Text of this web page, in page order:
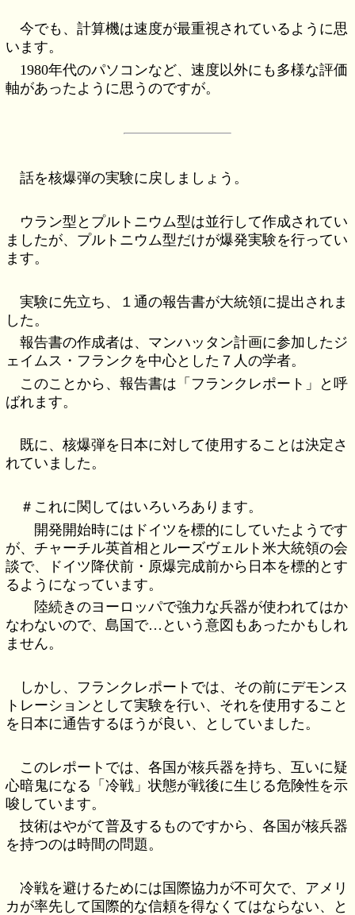
今でも、計算機は速度が最重視されているように思
います。
1980年代のパソコンなど、速度以外にも多様な評価
軸があったように思うのですが。
話を核爆弾の実験に戻しましょう。
ウラン型とプルトニウム型は並行して作成されてい
ましたが、プルトニウム型だけが爆発実験を行ってい
ます。
実験に先立ち、１通の報告書が大統領に提出されま
した。
報告書の作成者は、マンハッタン計画に参加したジ
ェイムス・フランクを中心とした７人の学者。
このことから、報告書は「フランクレポート」と呼
ばれます。
既に、核爆弾を日本に対して使用することは決定さ
れていました。
＃これに関してはいろいろあります。
開発開始時にはドイツを標的にしていたようです
が、チャーチル英首相とルーズヴェルト米大統領の会
談で、ドイツ降伏前・原爆完成前から日本を標的とす
るようになっています。
陸続きのヨーロッパで強力な兵器が使われてはか
なわないので、島国で…という意図もあったかもしれ
ません。
しかし、フランクレポートでは、その前にデモンス
トレーションとして実験を行い、それを使用すること
を日本に通告するほうが良い、としていました。
このレポートでは、各国が核兵器を持ち、互いに疑
心暗鬼になる「冷戦」状態が戦後に生じる危険性を示
唆しています。
技術はやがて普及するものですから、各国が核兵器
を持つのは時間の問題。
冷戦を避けるためには国際協力が不可欠で、アメリ
カが率先して国際的な信頼を得なくてはならない、と